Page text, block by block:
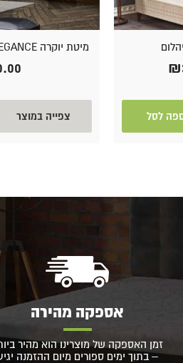
₪
לסל
מיטת יוקרה ELEGANCE
צפייה במוצר
אספקה מהירה
זמן האספקה של מוצרינו הוא מהיר
– בתוך ימים ספורים מיום ההזמנה